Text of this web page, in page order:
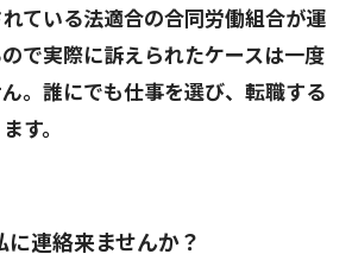
ている法適合の合同労働組合が運
で実際に訴えられたケースは一度
。誰にでも仕事を選び、転職する
す。
に連絡来ませんか？